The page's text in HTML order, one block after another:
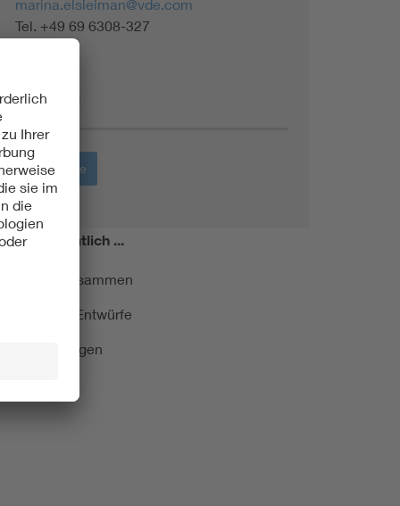
marina.elsleiman@vde.com
Tel. +49 69 6308-327
Themen
Werkstoffe
Monatlich ...
kurz zusammen
und Entwürfe